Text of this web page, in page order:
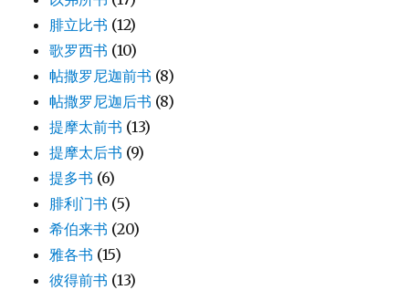
腓立比书 (12)
歌罗西书 (10)
帖撒罗尼迦前书 (8)
帖撒罗尼迦后书 (8)
提摩太前书 (13)
提摩太后书 (9)
提多书 (6)
腓利门书 (5)
希伯来书 (20)
雅各书 (15)
彼得前书 (13)